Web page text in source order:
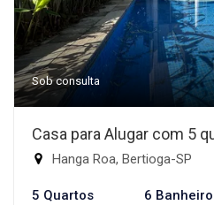
Sob consulta
Casa para Alugar com 5
Hanga Roa, Bertioga-SP
5 Quartos 6